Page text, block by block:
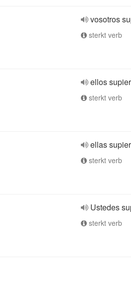
vosotros
sterkt verb
ellos
sterkt verb
ellas
sterkt verb
Ustedes
sterkt verb